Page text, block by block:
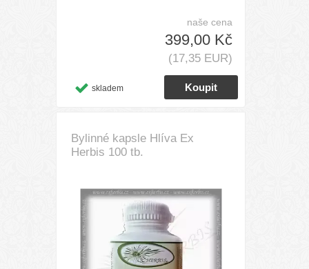
naše cena
399,00 Kč
(17,35 EUR)
skladem
Bylinné kapsle Hlíva Ex
Herbis 100 tb.